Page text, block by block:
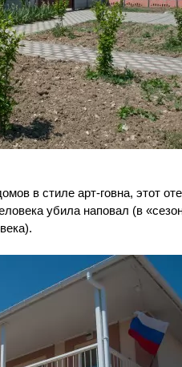
в стиле арт-говна, этот
убила наповал (в